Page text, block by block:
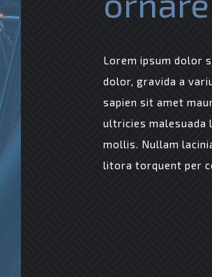
Lorem ipsum dolor
dolor, gravida a
sapien sit amet
ultricies malesuada
mollis. Nullam
litora torquent per